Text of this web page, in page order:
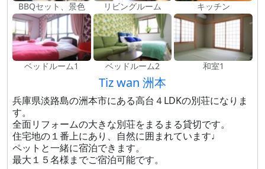
BBQセット、景色 リビングルーム キッチン
ベッドルーム1 ベッドルーム2 和室1
Tiz wan 洲本
兵庫県淡路島の洲本市にある高台４LDKの別荘になりま
す。
全面リフォームの大きな別荘をまるまる貸切です。
住宅地の１番上にあり、自然に囲まれています♩
ペットと一緒に宿泊できます。
最大１５名様までご宿泊可能です。